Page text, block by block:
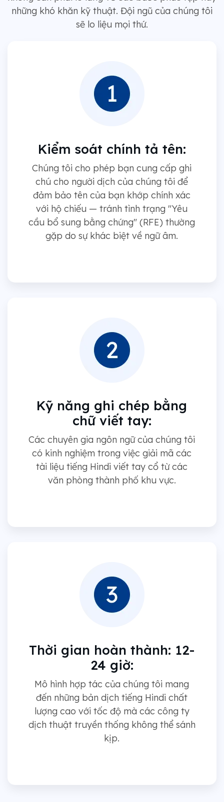
những khó khăn kỹ thuật. Đội ngũ của chúng tôi
sẽ lo liệu mọi thứ.
Kiểm soát chính tả tên:
Chúng tôi cho phép bạn cung cấp ghi
chú cho người dịch của chúng tôi để
đảm bảo tên của bạn khớp chính xác
với hộ chiếu — tránh tình trạng "Yêu
cầu bổ sung bằng chứng" (RFE) thường
gặp do sự khác biệt về ngữ âm.
Kỹ năng ghi chép bằng
chữ viết tay:
Các chuyên gia ngôn ngữ của chúng tôi
có kinh nghiệm trong việc giải mã các
tài liệu tiếng Hindi viết tay cổ từ các
văn phòng thành phố khu vực.
Thời gian hoàn thành: 12-
24 giờ:
Mô hình hợp tác của chúng tôi mang
đến những bản dịch tiếng Hindi chất
lượng cao với tốc độ mà các công ty
dịch thuật truyền thống không thể sánh
kịp.